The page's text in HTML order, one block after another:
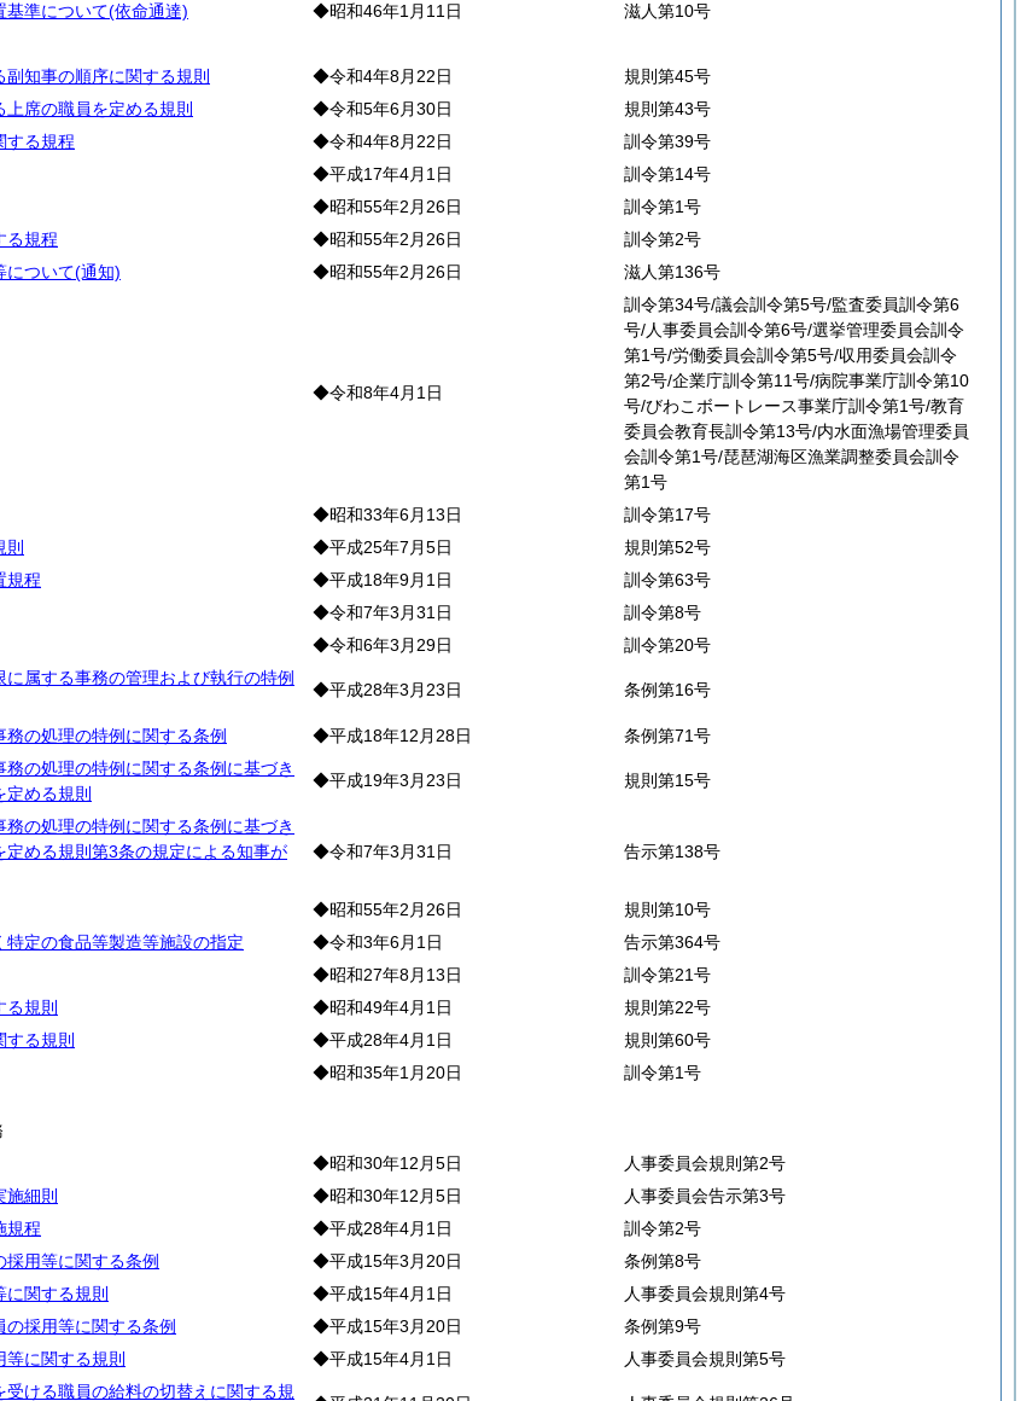
基準について(依命通達)
◆昭和46年1月11日
滋人第10号
知事の順序に関する規則
◆令和4年8月22日
規則第45号
席の職員を定める規則
◆令和5年6月30日
規則第43号
する規程
◆令和4年8月22日
訓令第39号
◆平成17年4月1日
訓令第14号
◆昭和55年2月26日
訓令第1号
る規程
◆昭和55年2月26日
訓令第2号
について(通知)
◆昭和55年2月26日 滋人第136号
◆令和8年4月1日
訓令第34号/議会訓令第5号/監査委員訓令第6
号/人事委員会訓令第6号/選挙管理委員会訓令
第1号/労働委員会訓令第5号/収用委員会訓令
第2号/企業庁訓令第11号/病院事業庁訓令第10
号/びわこボートレース事業庁訓令第1号/教育
委員会教育長訓令第13号/内水面漁場管理委員
会訓令第1号/琵琶湖海区漁業調整委員会訓令
第1号
◆昭和33年6月13日
訓令第17号
◆平成25年7月5日
規則第52号
規程
◆平成18年9月1日
訓令第63号
◆令和7年3月31日
訓令第8号
◆令和6年3月29日
訓令第20号
属する事務の管理および執行の特例
◆平成28年3月23日 条例第16号
の処理の特例に関する条例 ◆平成18年12月28日
条例第71号
の処理の特例に関する条例に基づき
める規則
◆平成19年3月23日 規則第15号
の処理の特例に関する条例に基づき
める規則第3条の規定による知事が
◆令和7年3月31日 告示第138号
◆昭和55年2月26日
規則第10号
定の食品等製造等施設の指定
◆令和3年6月1日
告示第364号
◆昭和27年8月13日
訓令第21号
規則
◆昭和49年4月1日
規則第22号
る規則
◆平成28年4月1日
規則第60号
◆昭和35年1月20日
訓令第1号
◆昭和30年12月5日
人事委員会規則第2号
細則
◆昭和30年12月5日
人事委員会告示第3号
規程
◆平成28年4月1日
訓令第2号
用等に関する条例
◆平成15年3月20日
条例第8号
関する規則
◆平成15年4月1日
人事委員会規則第4号
採用等に関する条例
◆平成15年3月20日
条例第9号
に関する規則
◆平成15年4月1日
人事委員会規則第5号
ける職員の給料の切替えに関する規